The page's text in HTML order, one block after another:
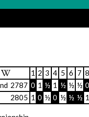
1 2 3 4 5 6 7 8
2787 0 1 ½ 1 ½ ½ ½ 0
2805 1 0 ½ 0 ½ ½ ½ 1